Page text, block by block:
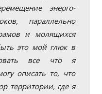
энерго-
параллельно
и молящихся
это мой глюк в
все что я
описать то, что
территории, где я